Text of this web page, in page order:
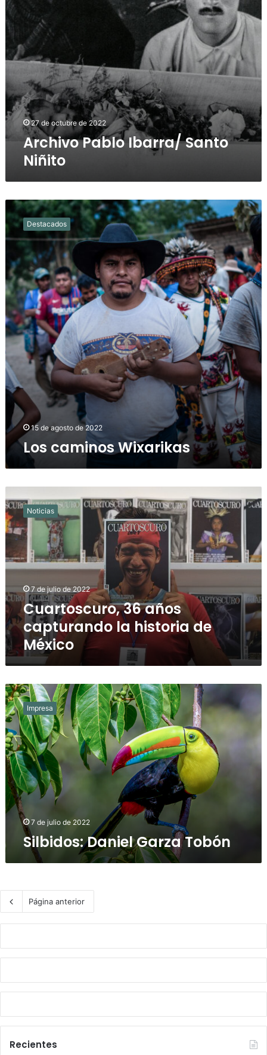
27 de octubre de 2022
Archivo Pablo Ibarra/ Santo
Niñito
Los
caminos
Wixarikas
Destacados
15 de agosto de 2022
Los caminos Wixarikas
36
años
capturando
historia
de
Noticias
7 de julio de 2022
Cuartoscuro, 36 años
capturando la historia de
México
Silbidos:
Daniel
Garza
Tobón
Impresa
7 de julio de 2022
Silbidos: Daniel Garza Tobón
Página anterior
Recientes